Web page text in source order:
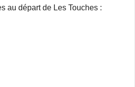
au départ de Les Touches :